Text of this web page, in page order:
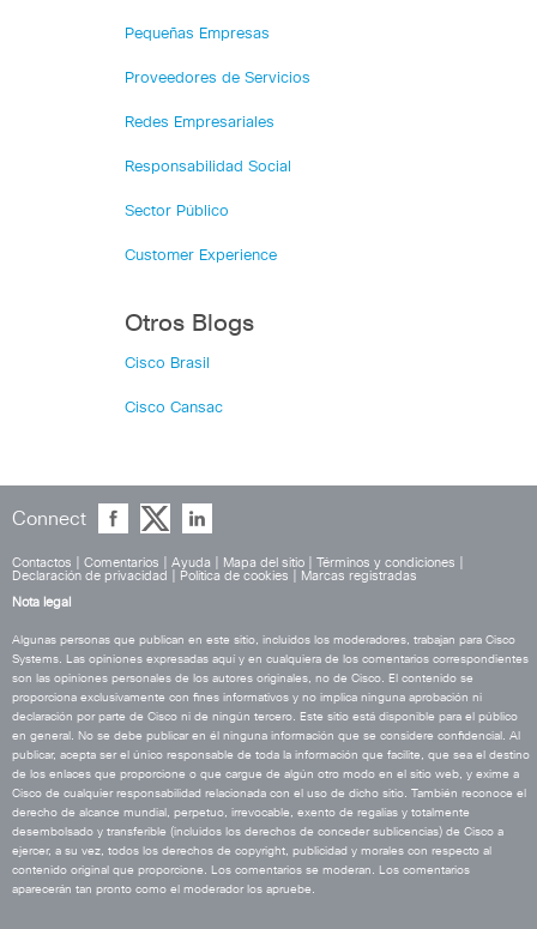
Pequeñas Empresas
Proveedores de Servicios
Redes Empresariales
Responsabilidad Social
Sector Público
Customer Experience
Otros Blogs
Cisco Brasil
Cisco Cansac
Connect
Contactos Comentarios Ayuda Mapa del sitio Términos y condiciones
Declaración de privacidad
Política de cookies
Marcas registradas
Nota legal
Algunas personas que publican en este sitio, incluidos los moderadores, trabajan para Cisco
Systems. Las opiniones expresadas aquí y en cualquiera de los comentarios correspondientes
son las opiniones personales de los autores originales, no de Cisco. El contenido se
proporciona exclusivamente con fines informativos y no implica ninguna aprobación ni
declaración por parte de Cisco ni de ningún tercero. Este sitio está disponible para el público
en general. No se debe publicar en él ninguna información que se considere confidencial. Al
publicar, acepta ser el único responsable de toda la información que facilite, que sea el destino
de los enlaces que proporcione o que cargue de algún otro modo en el sitio web, y exime a
Cisco de cualquier responsabilidad relacionada con el uso de dicho sitio. También reconoce el
derecho de alcance mundial, perpetuo, irrevocable, exento de regalías y totalmente
desembolsado y transferible (incluidos los derechos de conceder sublicencias) de Cisco a
ejercer, a su vez, todos los derechos de copyright, publicidad y morales con respecto al
contenido original que proporcione. Los comentarios se moderan. Los comentarios
aparecerán tan pronto como el moderador los apruebe.